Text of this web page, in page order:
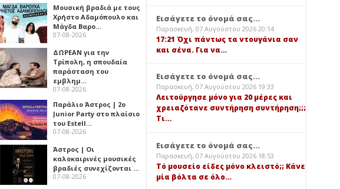
Μουσική βραδιά με τους
Χρήστο Αδαμόπουλο και
Μάγδα Βαρο…
07-08-2026
ΔΩΡΕΑΝ για την
Τρίπολη, η σπουδαία
παράσταση του
εμβλημ…
07-08-2026
Παράλιο Άστρος | 2ο
Junior Party στο πλαίσιο
του Estell…
07-08-2026
Άστρος | Οι
καλοκαιρινές μουσικές
βραδιές συνεχίζονται …
07-08-2026
Εισάγετε το όνομά σας...
Παρασκευή, 07 Αυγούστου 2026 20:14
17:21 Όχι πάντως τα ντουγάνια σαν
και σένα. Για να…
Εισάγετε το όνομά σας...
Παρασκευή, 07 Αυγούστου 2026 19:33
Λειτούργησε μόνο για 20 μέρες και
χρειαζότανε συντήρηση συντήρηση;;;
Τι…
Εισάγετε το όνομά σας...
Παρασκευή, 07 Αυγούστου 2026 18:53
Τό μουσείο είδες μόνο κλειστό;; Κάνε
μία βόλτα σε όλο…